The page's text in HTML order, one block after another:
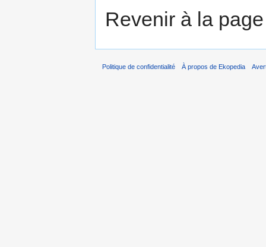
Revenir à la
Politique de confidentialité À propos de Ekopedia